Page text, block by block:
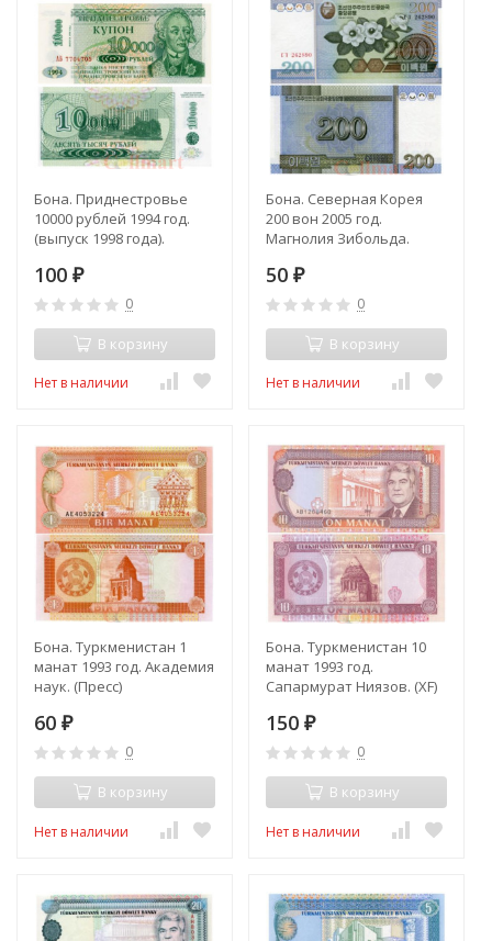
Бона. Приднестровье
10000 рублей 1994 год.
(выпуск 1998 года).
100 ₽
0
В корзину
Нет в наличии
Бона. Северная Корея
200 вон 2005 год.
Магнолия Зибольда.
50 ₽
0
В корзину
Нет в наличии
Бона. Туркменистан 1
манат 1993 год. Академия
наук. (Пресс)
60 ₽
0
В корзину
Нет в наличии
Бона. Туркменистан 10
манат 1993 год.
Сапармурат Ниязов. (XF)
150 ₽
0
В корзину
Нет в наличии